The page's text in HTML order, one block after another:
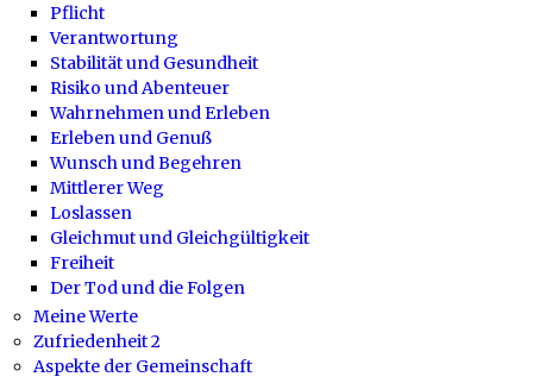
Pflicht
Verantwortung
Stabilität und Gesundheit
Risiko und Abenteuer
Wahrnehmen und Erleben
Erleben und Genuß
Wunsch und Begehren
Mittlerer Weg
Loslassen
Gleichmut und Gleichgültigkeit
Freiheit
Der Tod und die Folgen
Meine Werte
Zufriedenheit 2
Aspekte der Gemeinschaft